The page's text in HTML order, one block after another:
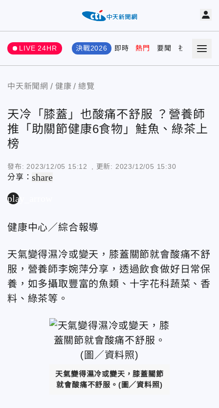
LIVE 24HR 決戰2026 即時 熱門 要聞 社會 娛樂
中天新聞網 健康 總覽
天冷「膝蓋」也酸痛不舒服 ？營養師
推「助關節健康6食物」鮭魚、綠茶上
榜
發布: 2023/12/05 15:12 , 更新: 2023/12/05 15:30
分享：share
play_arrow
健康中心／綜合報導
天氣變得濕冷或變天，膝蓋關節就會酸痛不舒
服，營養師李婉萍分享，透過飲食做好日常保
養，如多攝取豐富的魚類、十字花科蔬菜、香
料、綠茶等。
天氣變得濕冷或變天，膝蓋關節
就會酸痛不舒服。(圖／資料照)